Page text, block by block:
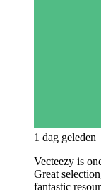
1 dag geleden
Vecteezy is
Great
fantastic